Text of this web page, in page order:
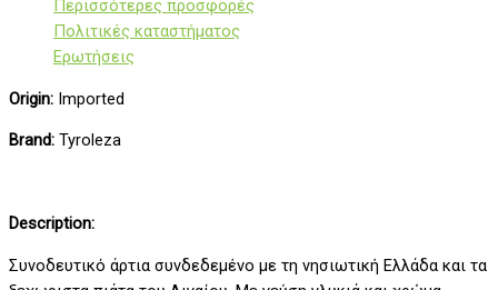
Περισσότερες προσφορές
Πολιτικές καταστήματος
Ερωτήσεις
Origin: Imported
Brand: Tyroleza
Description:
Συνοδευτικό άρτια συνδεδεμένο με τη νησιωτική Ελλάδα και τα